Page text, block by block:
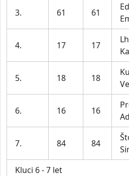
3. 61 61
4. 17 17
5. 18 18
6. 16 16
7. 84 84
Kluci 6 - 7 let